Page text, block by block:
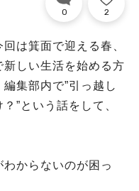
0 2
は箕面で迎える春、
しい生活を始める方
集部内で”引っ越し
”という話をして、
からないのが困っ